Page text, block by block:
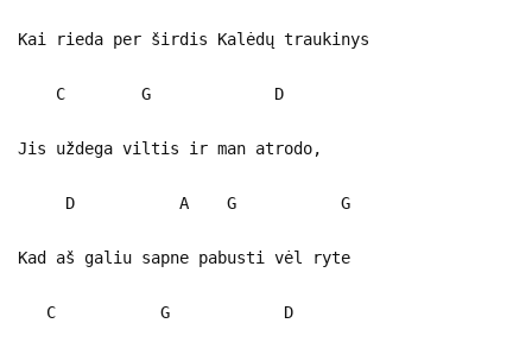
Kai rieda per širdis Kalėdų traukinys
C G D
Jis uždega viltis ir man atrodo,
D A G G
Kad aš galiu sapne pabusti vėl ryte
C G D